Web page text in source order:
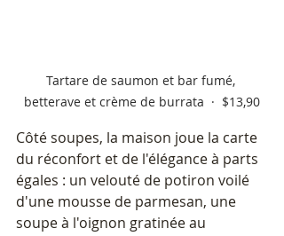
Tartare de saumon et bar fumé,
betterave et crème de burrata  ·  $13,90
Côté soupes, la maison joue la carte
du réconfort et de l'élégance à parts
égales : un velouté de potiron voilé
d'une mousse de parmesan, une
soupe à l'oignon gratinée au